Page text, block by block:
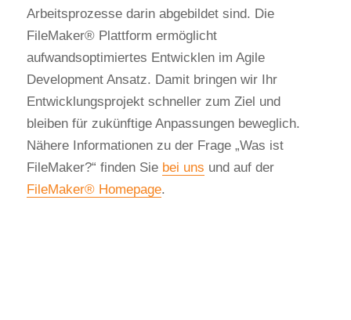
Arbeitsprozesse darin abgebildet sind. Die
FileMaker® Plattform ermöglicht
aufwandsoptimiertes Entwicklen im Agile
Development Ansatz. Damit bringen wir Ihr
Entwicklungsprojekt schneller zum Ziel und
bleiben für zukünftige Anpassungen beweglich.
Nähere Informationen zu der Frage „Was ist
FileMaker?“ finden Sie bei uns und auf der
FileMaker® Homepage.